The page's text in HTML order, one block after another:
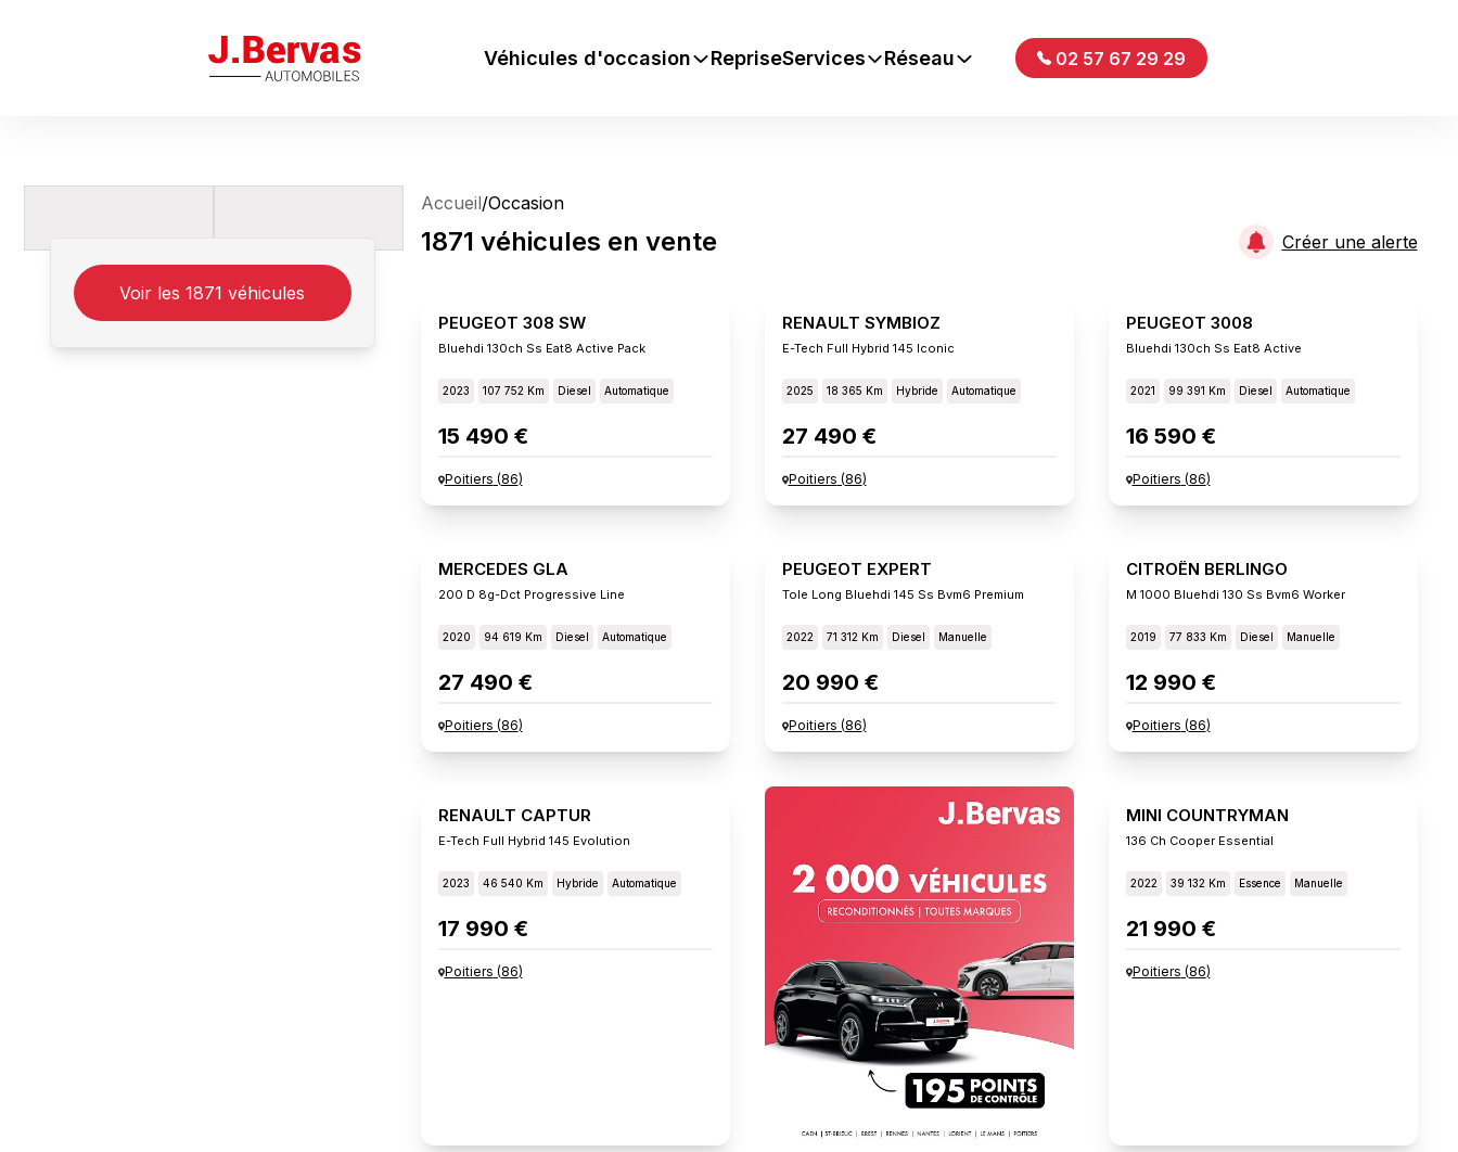
J.Bervas Véhicules d'occasion RepriseServices Réseau 02 57 67 29 29
Voir les 1871 véhicules
Accueil/Occasion
1871 véhicules en vente Créer une alerte
PEUGEOT 308 SW
Bluehdi 130ch Ss Eat8 Active Pack
2023 107 752 Km Diesel Automatique
15 490 €
Poitiers (86)
RENAULT SYMBIOZ
E-Tech Full Hybrid 145 Iconic
2025 18 365 Km Hybride Automatique
27 490 €
Poitiers (86)
PEUGEOT 3008
Bluehdi 130ch Ss Eat8 Active
2021 99 391 Km Diesel Automatique
16 590 €
Poitiers (86)
MERCEDES GLA
200 D 8g-Dct Progressive Line
2020 94 619 Km Diesel Automatique
27 490 €
Poitiers (86)
PEUGEOT EXPERT
Tole Long Bluehdi 145 Ss Bvm6 Premium
2022 71 312 Km Diesel Manuelle
20 990 €
Poitiers (86)
CITROËN BERLINGO
M 1000 Bluehdi 130 Ss Bvm6 Worker
2019 77 833 Km Diesel Manuelle
12 990 €
Poitiers (86)
RENAULT CAPTUR
E-Tech Full Hybrid 145 Evolution
2023 46 540 Km Hybride Automatique
17 990 €
Poitiers (86)
MINI COUNTRYMAN
136 Ch Cooper Essential
2022 39 132 Km Essence Manuelle
21 990 €
Poitiers (86)